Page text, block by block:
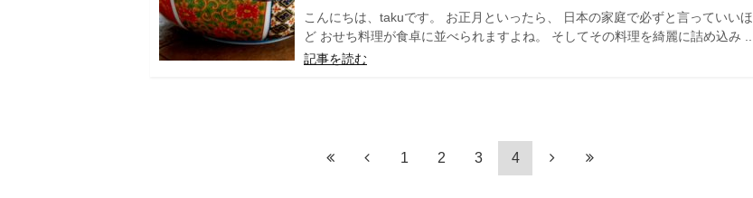
こんにちは、takuです。 お正月といったら、 日本の家庭で必ずと言っていいほ
ど おせち料理が食卓に並べられますよね。 そしてその料理を綺麗に詰め込み ...
記事を読む
1 2 3 4